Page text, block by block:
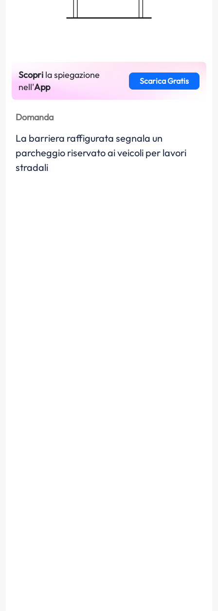
Scopri la spiegazione
nell'App
Scarica Gratis
Domanda
La barriera raffigurata segnala un
parcheggio riservato ai veicoli per lavori
stradali